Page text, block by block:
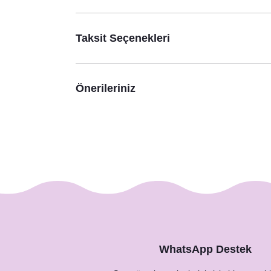
Taksit Seçenekleri
Önerileriniz
WhatsApp Destek